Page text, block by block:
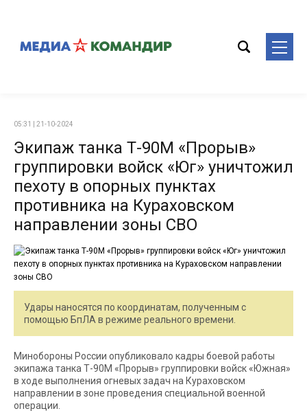
05:31 | 21-10-2024
Экипаж танка Т-90М «Прорыв»
группировки войск «Юг» уничтожил
пехоту в опорных пунктах
противника на Кураховском
направлении зоны СВО
Удары наносятся по координатам, полученным с
помощью БпЛА в режиме реального времени.
Минобороны России опубликовало кадры боевой работы
экипажа танка Т-90М «Прорыв» группировки войск «Южная»
в ходе выполнения огневых задач на Кураховском
направлении в зоне проведения специальной военной
операции.